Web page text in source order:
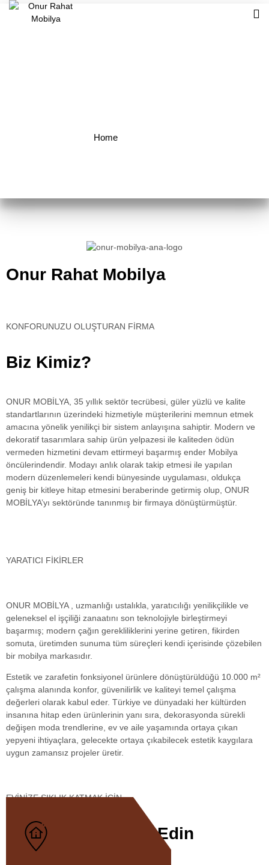
Home
Onur Rahat Mobilya
KONFORUNUZU OLUŞTURAN FİRMA
Biz Kimiz?
ONUR MOBİLYA, 35 yıllık sektör tecrübesi, güler yüzlü ve kalite
standartlarının üzerindeki hizmetiyle müşterilerini memnun etmek
amacına yönelik yenilikçi bir sistem anlayışına sahiptir. Modern ve
dekoratif tasarımlara sahip ürün yelpazesi ile kaliteden ödün
vermeden hizmetini devam ettirmeyi başarmış ender Mobilya
öncülerindendir. Modayı anlık olarak takip etmesi ile yapılan
modern düzenlemeleri kendi bünyesinde uygulaması, oldukça
geniş bir kitleye hitap etmesini beraberinde getirmiş olup, ONUR
MOBİLYA’yı sektöründe tanınmış bir firmaya dönüştürmüştür.
YARATICI FİKİRLER
ONUR MOBİLYA , uzmanlığı ustalıkla, yaratıcılığı yenilikçilikle ve
geleneksel el işçiliği zanaatını son teknolojiyle birleştirmeyi
başarmış; modern çağın gerekliliklerini yerine getiren, fikirden
somuta, üretimden sunuma tüm süreçleri kendi içerisinde çözebilen
bir mobilya markasıdır.
Estetik ve zarafetin fonksiyonel ürünlere dönüştürüldüğü 10.000 m²
çalışma alanında konfor, güvenilirlik ve kaliteyi temel çalışma
değerleri olarak kabul eder. Türkiye ve dünyadaki her kültürden
insanına hitap eden ürünlerinin yanı sıra, dekorasyonda sürekli
değişen moda trendlerine, ev ve aile yaşamında ortaya çıkan
yepyeni ihtiyaçlara, gelecekte ortaya çıkabilecek estetik kaygılara
uygun zamansız projeler üretir.
EVİNİZE ŞIKLIK KATMAK İÇİN
Adresimizi Ziyaret Edin